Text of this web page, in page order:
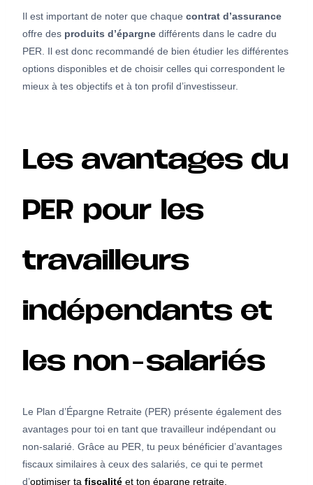
Il est important de noter que chaque contrat d’assurance
offre des produits d’épargne différents dans le cadre du
PER. Il est donc recommandé de bien étudier les différentes
options disponibles et de choisir celles qui correspondent le
mieux à tes objectifs et à ton profil d’investisseur.
Les avantages du
PER pour les
travailleurs
indépendants et
les non-salariés
Le Plan d’Épargne Retraite (PER) présente également des
avantages pour toi en tant que travailleur indépendant ou
non-salarié. Grâce au PER, tu peux bénéficier d’avantages
fiscaux similaires à ceux des salariés, ce qui te permet
d’optimiser ta fiscalité et ton épargne retraite.